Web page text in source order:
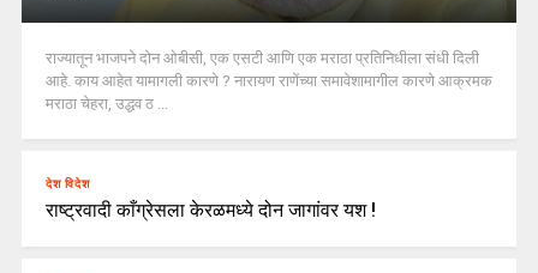
राज्यातून भाजपने दोन ओबीसी, एक एसटी आणि एक मराठा प्रतिनिधीला संधी दिली
आहे. काय आहेत यामागली कारणे ? नारायण राणेंच्या समावेशामागील कारणे आक्रमक
मराठा चेहरा, उद्धव ठ ...
देश विदेश
राष्ट्रवादी काँग्रेसला केरळमध्ये दोन जागांवर यश !